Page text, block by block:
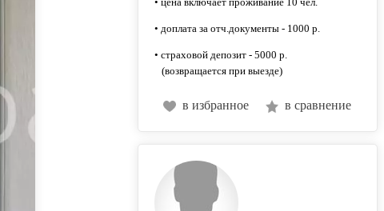
• доплата за отч.документы - 1000 р.
• страховой депозит - 5000 р.
(возвращается при выезде)
в избранное в сравнение